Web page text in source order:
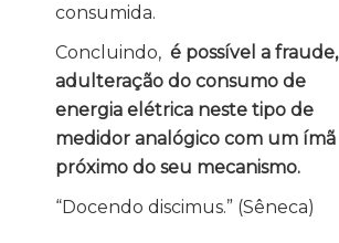
consumida.
Concluindo, é possível a fraude,
adulteração do consumo de
energia elétrica neste tipo de
medidor analógico com um ímã
próximo do seu mecanismo.
“Docendo discimus.” (Sêneca)